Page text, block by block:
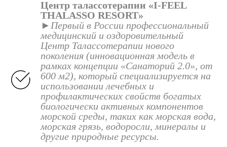
Центр талассотерапии «I-FEEL
THALASSO RESORT»
►Первый в России профессиональный
медицинский и оздоровительный
Центр Талассотерапии нового
поколения (инновационная модель в
рамках концепции «Санаторий 2.0», от
600 м2), который специализируется на
использовании лечебных и
профилактических свойств богатых
биологически активных компонентов
морской среды, таких как морская вода,
морская грязь, водоросли, минералы и
другие природные ресурсы.